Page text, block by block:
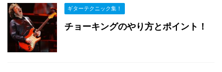
ギターテクニック集！
チョーキングのやり方とポイント！